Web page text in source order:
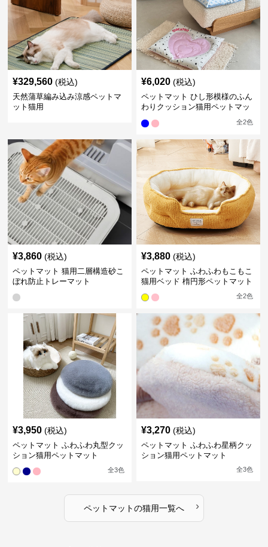
¥329,560 (税込)
天然蒲草編み込み涼感ペットマ
ット猫用
¥6,020 (税込)
ペットマット ひし形模様のふん
わりクッション猫用ペットマッ
全2色
¥3,860 (税込)
ペットマット 猫用二層構造砂こ
ぼれ防止トレーマット
¥3,880 (税込)
ペットマット ふわふわもこもこ
猫用ベッド 楕円形ペットマット
全2色
¥3,950 (税込)
ペットマット ふわふわ丸型クッ
ション猫用ペットマット
全3色
¥3,270 (税込)
ペットマット ふわふわ星柄クッ
ション猫用ペットマット
全3色
ペットマットの猫用一覧へ ›